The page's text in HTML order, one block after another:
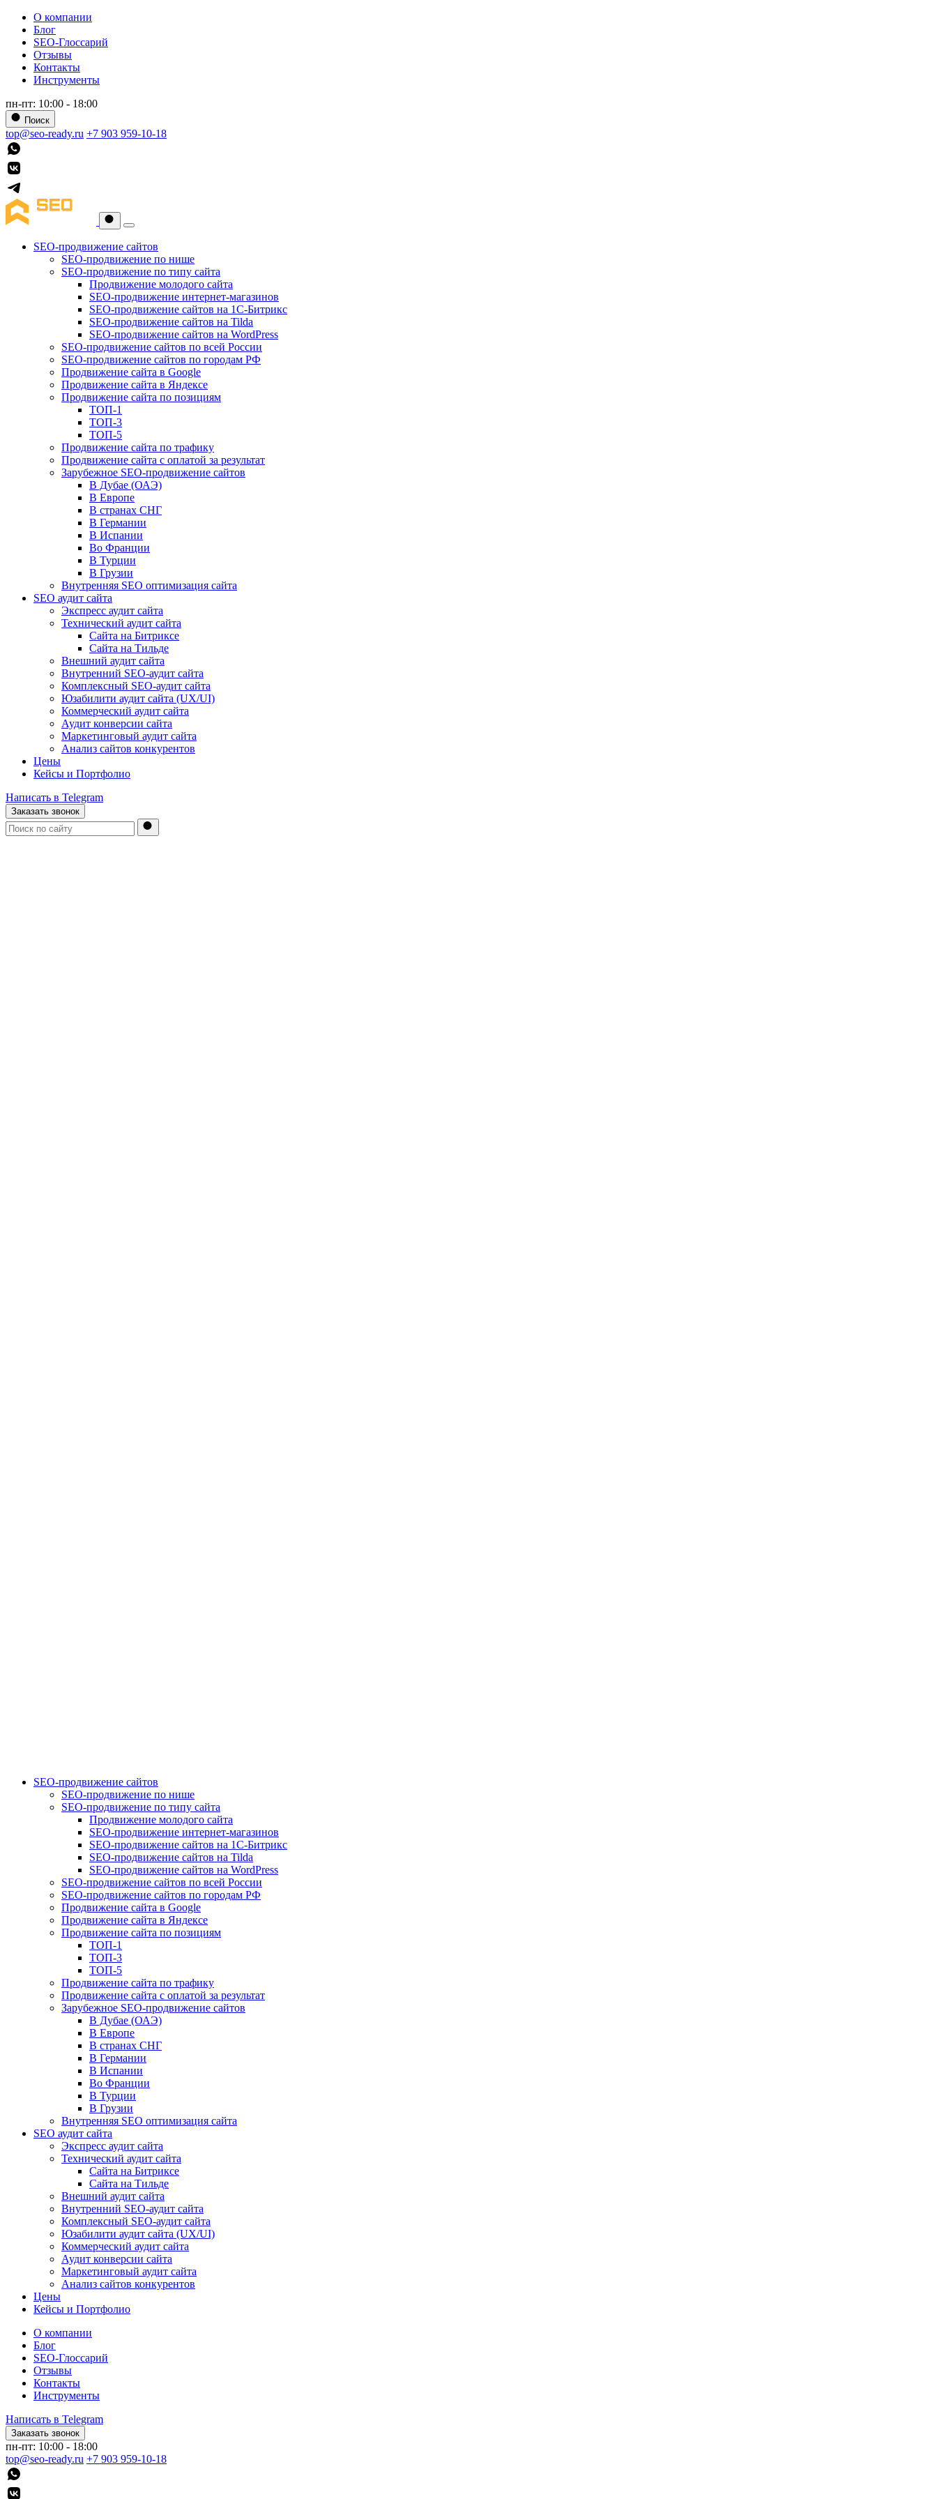
О компании
Блог
SEO-Глоссарий
Отзывы
Контакты
Инструменты
пн-пт: 10:00 - 18:00
Поиск
top@seo-ready.ru +7 903 959-10-18
SEO-продвижение сайтов
SEO-продвижение по нише
SEO-продвижение по типу сайта
Продвижение молодого сайта
SEO-продвижение интернет-магазинов
SEO-продвижение сайтов на 1С-Битрикс
SEO-продвижение сайтов на Tilda
SEO-продвижение сайтов на WordPress
SEO-продвижение сайтов по всей России
SEO-продвижение сайтов по городам РФ
Продвижение сайта в Google
Продвижение сайта в Яндексе
Продвижение сайта по позициям
ТОП-1
ТОП-3
ТОП-5
Продвижение сайта по трафику
Продвижение сайта с оплатой за результат
Зарубежное SEO-продвижение сайтов
В Дубае (ОАЭ)
В Европе
В странах СНГ
В Германии
В Испании
Во Франции
В Турции
В Грузии
Внутренняя SEO оптимизация сайта
SEO аудит сайта
Экспресс аудит сайта
Технический аудит сайта
Сайта на Битриксе
Сайта на Тильде
Внешний аудит сайта
Внутренний SEO-аудит сайта
Комплексный SEO-аудит сайта
Юзабилити аудит сайта (UX/UI)
Коммерческий аудит сайта
Аудит конверсии сайта
Маркетинговый аудит сайта
Анализ сайтов конкурентов
Цены
Кейсы и Портфолио
Написать в Telegram
Заказать звонок
SEO-продвижение сайтов
SEO-продвижение по нише
SEO-продвижение по типу сайта
Продвижение молодого сайта
SEO-продвижение интернет-магазинов
SEO-продвижение сайтов на 1С-Битрикс
SEO-продвижение сайтов на Tilda
SEO-продвижение сайтов на WordPress
SEO-продвижение сайтов по всей России
SEO-продвижение сайтов по городам РФ
Продвижение сайта в Google
Продвижение сайта в Яндексе
Продвижение сайта по позициям
ТОП-1
ТОП-3
ТОП-5
Продвижение сайта по трафику
Продвижение сайта с оплатой за результат
Зарубежное SEO-продвижение сайтов
В Дубае (ОАЭ)
В Европе
В странах СНГ
В Германии
В Испании
Во Франции
В Турции
В Грузии
Внутренняя SEO оптимизация сайта
SEO аудит сайта
Экспресс аудит сайта
Технический аудит сайта
Сайта на Битриксе
Сайта на Тильде
Внешний аудит сайта
Внутренний SEO-аудит сайта
Комплексный SEO-аудит сайта
Юзабилити аудит сайта (UX/UI)
Коммерческий аудит сайта
Аудит конверсии сайта
Маркетинговый аудит сайта
Анализ сайтов конкурентов
Цены
Кейсы и Портфолио
О компании
Блог
SEO-Глоссарий
Отзывы
Контакты
Инструменты
Написать в Telegram
Заказать звонок
пн-пт: 10:00 - 18:00
top@seo-ready.ru +7 903 959-10-18